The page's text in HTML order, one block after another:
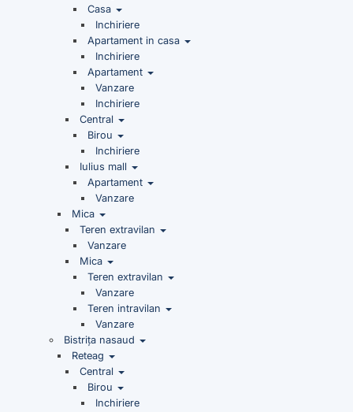
Casa
Inchiriere
Apartament in casa
Inchiriere
Apartament
Vanzare
Inchiriere
Central
Birou
Inchiriere
Iulius mall
Apartament
Vanzare
Mica
Teren extravilan
Vanzare
Mica
Teren extravilan
Vanzare
Teren intravilan
Vanzare
Bistrița nasaud
Reteag
Central
Birou
Inchiriere